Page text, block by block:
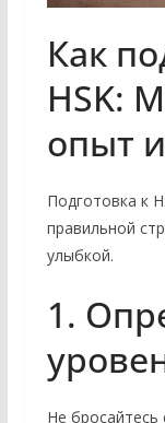
Как
HSK:
опыт
Подготовка к
правильной
улыбкой.
1.
Не бросайтесь